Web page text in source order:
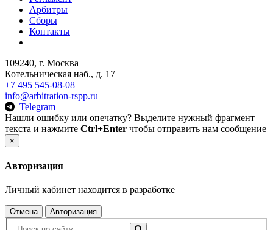
Арбитры
Сборы
Контакты
109240, г. Москва
Котельническая наб., д. 17
+7 495 545-08-08
info@arbitration-rspp.ru
Telegram
Нашли ошибку или опечатку? Выделите нужный фрагмент
текста и нажмите Ctrl+Enter чтобы отправить нам сообщение
×
Авторизация
Личный кабинет находится в разработке
Отмена Авторизация